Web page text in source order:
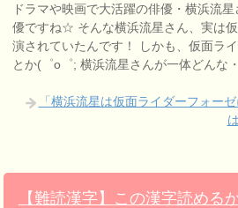
ドラマや映画で大活躍の俳優・横浜流
優ですね☆ そんな横浜流星さん、実は
演されていたんです！ しかも、仮面ラ
とか(゜o゜; 横浜流星さんが一体どんな
「横浜流星は仮面ライダーフォー
【難読漢字】この漢字読める